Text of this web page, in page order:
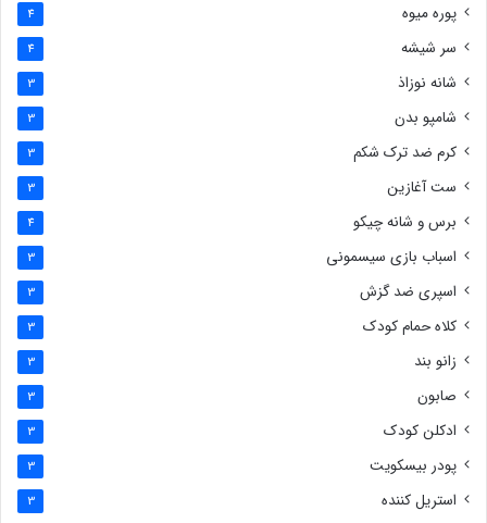
پوره میوه 4
سر شیشه 4
شانه نوزاذ 3
شامپو بدن 3
کرم ضد ترک شکم 3
ست آغازین 3
برس و شانه چیکو 4
اسباب بازی سیسمونی 3
اسپری ضد گزش 3
کلاه حمام کودک 3
زانو بند 3
صابون 3
ادکلن کودک 3
پودر بیسکویت 3
استریل کننده 3